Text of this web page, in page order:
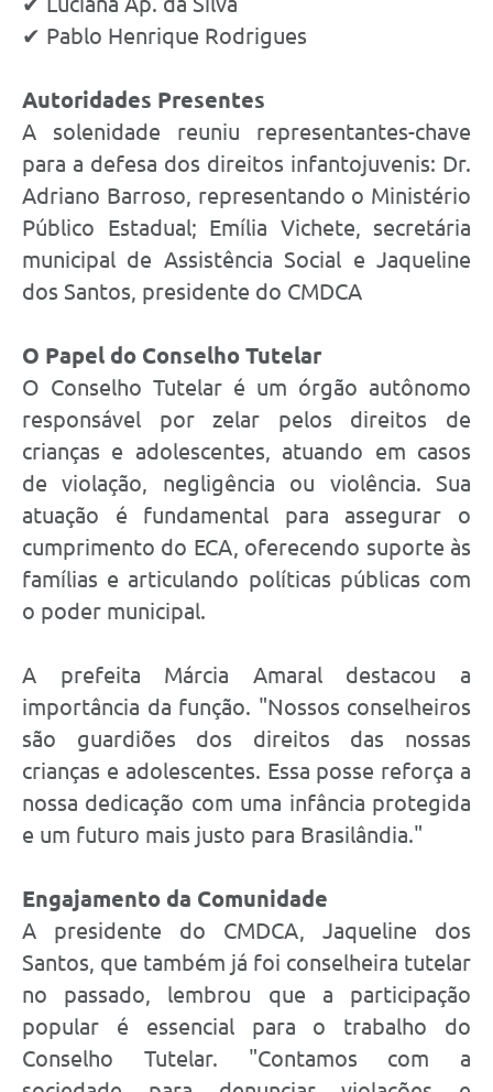
✔ Pablo Henrique Rodrigues
Autoridades Presentes
A solenidade reuniu representantes-chave
para a defesa dos direitos infantojuvenis: Dr.
Adriano Barroso, representando o Ministério
Público Estadual; Emília Vichete, secretária
municipal de Assistência Social e Jaqueline
dos Santos, presidente do CMDCA
O Papel do Conselho Tutelar
O Conselho Tutelar é um órgão autônomo
responsável por zelar pelos direitos de
crianças e adolescentes, atuando em casos
de violação, negligência ou violência. Sua
atuação é fundamental para assegurar o
cumprimento do ECA, oferecendo suporte às
famílias e articulando políticas públicas com
o poder municipal.
A prefeita Márcia Amaral destacou a
importância da função. "Nossos conselheiros
são guardiões dos direitos das nossas
crianças e adolescentes. Essa posse reforça a
nossa dedicação com uma infância protegida
e um futuro mais justo para Brasilândia."
Engajamento da Comunidade
A presidente do CMDCA, Jaqueline dos
Santos, que também já foi conselheira tutelar
no passado, lembrou que a participação
popular é essencial para o trabalho do
Conselho Tutelar. "Contamos com a